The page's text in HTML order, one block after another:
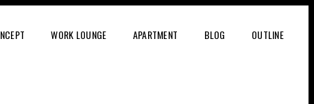
WORK LOUNGE APARTMENT BLOG OUTLINE